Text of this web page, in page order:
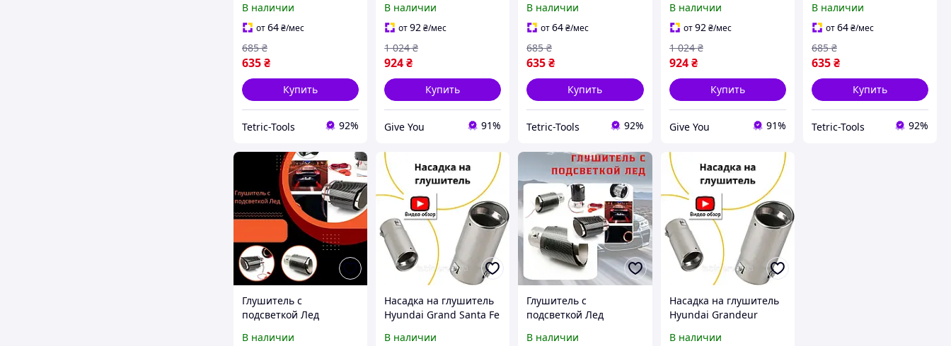
круглая,
универсальная
В наличии
от64₴/мес
635₴
685 ₴
Купить
Tetric-Tools 92%
Гетц насадка на
глушитель Карбон
В наличии
от92₴/мес
924₴
1 024 ₴
Купить
Give You 91%
декоративная, круглая,
универсальная
В наличии
от64₴/мес
635₴
685 ₴
Купить
Tetric-Tools 92%
Хюндай Гранд Санта
Фе насадка на
глушитель Карбон
В наличии
от92 ₴/мес
924 ₴
1 024 ₴
Купить
Give You 91%
круглая,
универсальная
В наличии
от64₴/мес
635₴
685 ₴
Купить
Tetric-Tools 92%
Глушитель с
подсветкой Лед
Хюндай Гранд Старекс
В наличии
Насадка на глушитель
Hyundai Grand Santa Fe
Фе декоративная,
В наличии
Глушитель с
подсветкой Лед
Хюндай Грандер
В наличии
Насадка на глушитель
Hyundai Grandeur
декоративная, круглая,
В наличии